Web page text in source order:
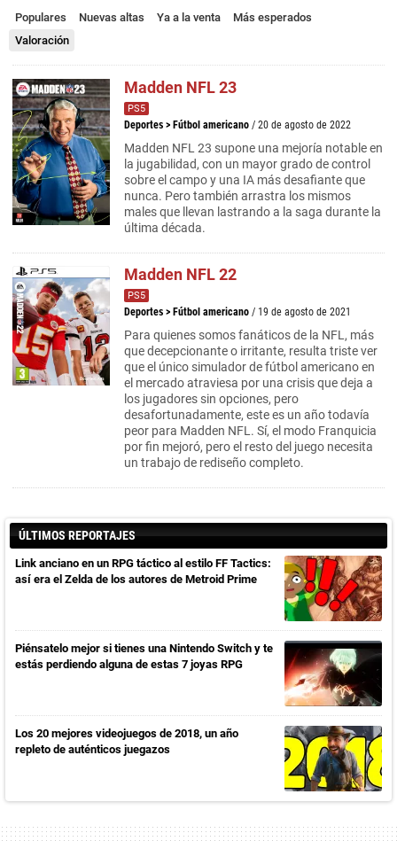
Populares Nuevas altas Ya a la venta
Más esperados
Valoración
Madden NFL 23
PS5
Deportes > Fútbol americano / 20 de agosto de 2022
Madden NFL 23 supone una mejoría notable en
la jugabilidad, con un mayor grado de control
sobre el campo y una IA más desafiante que
nunca. Pero también arrastra los mismos
males que llevan lastrando a la saga durante la
última década.
Madden NFL 22
PS5
Deportes > Fútbol americano / 19 de agosto de 2021
Para quienes somos fanáticos de la NFL, más
que decepcionante o irritante, resulta triste ver
que el único simulador de fútbol americano en
el mercado atraviesa por una crisis que deja a
los jugadores sin opciones, pero
desafortunadamente, este es un año todavía
peor para Madden NFL. Sí, el modo Franquicia
por fin mejoró, pero el resto del juego necesita
un trabajo de rediseño completo.
ÚLTIMOS REPORTAJES
Link anciano en un RPG táctico al estilo FF Tactics:
así era el Zelda de los autores de Metroid Prime
Piénsatelo mejor si tienes una Nintendo Switch y te
estás perdiendo alguna de estas 7 joyas RPG
Los 20 mejores videojuegos de 2018, un año
repleto de auténticos juegazos